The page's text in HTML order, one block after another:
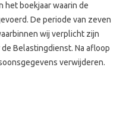
het boekjaar waarin de
De periode van zeven
wij verplicht zijn
Belastingdienst. Na afloop
verwijderen.